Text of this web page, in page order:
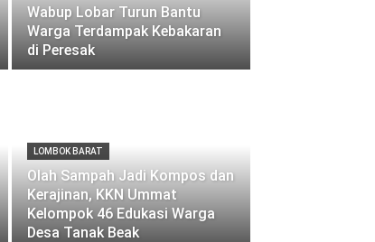
Wabup Lobar Turun Bantu
Warga Terdampak Kebakaran
di Peresak
LOMBOK BARAT
Olah Sampah Jadi Kompos dan
Kerajinan, KKN Ummat
Kelompok 46 Edukasi Warga
Desa Tanak Beak